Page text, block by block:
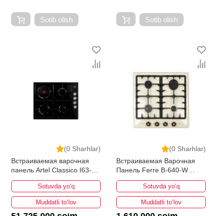
Sotib olish Sotib olish
(0 Sharhlar)
Встраиваемая варочная
панель Artel Classico I63-
0361
Sotuvda yo‘q
Muddatli to‘lov
(0 Sharhlar)
Встраиваемая Варочная
Панель Ferre B-640-W
Чугун (F)
Sotuvda yo‘q
Muddatli to‘lov